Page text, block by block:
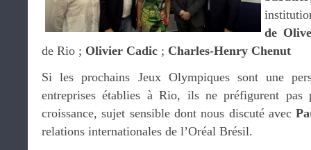
de
de Rio ; Olivier Cadic ; Charles-Henry Chenut
Si les prochains Jeux Olympiques sont une
entreprises établies à Rio, ils ne préfigurent
croissance, sujet sensible dont nous discuté avec
relations internationales de l’Oréal Brésil.